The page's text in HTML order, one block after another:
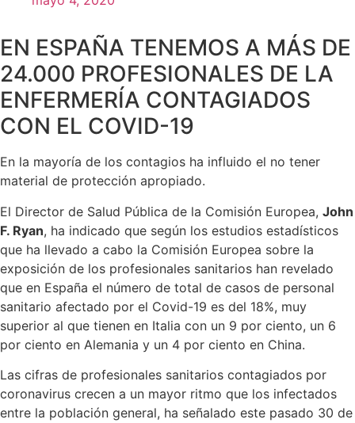
EN ESPAÑA TENEMOS A MÁS DE
24.000 PROFESIONALES DE LA
ENFERMERÍA CONTAGIADOS
CON EL COVID-19
En la mayoría de los contagios ha influido el no tener
material de protección apropiado.
El Director de Salud Pública de la Comisión Europea, John
F. Ryan, ha indicado que según los estudios estadísticos
que ha llevado a cabo la Comisión Europea sobre la
exposición de los profesionales sanitarios han revelado
que en España el número de total de casos de personal
sanitario afectado por el Covid-19 es del 18%, muy
superior al que tienen en Italia con un 9 por ciento, un 6
por ciento en Alemania y un 4 por ciento en China.
Las cifras de profesionales sanitarios contagiados por
coronavirus crecen a un mayor ritmo que los infectados
entre la población general, ha señalado este pasado 30 de